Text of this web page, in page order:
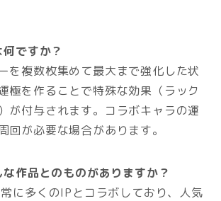
ですか？
を複数枚集めて最大まで強化した状
極を作ることで特殊な効果（ラック
が付与されます。コラボキャラの運
回が必要な場合があります。
作品とのものがありますか？
に多くのIPとコラボしており、人気